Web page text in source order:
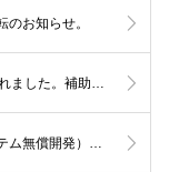
お知らせ。